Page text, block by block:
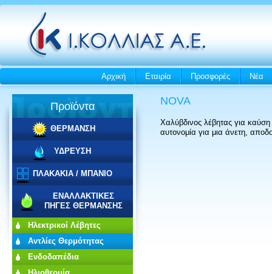
Αρχική Εταιρία Προσφορές Νέα
NOVA
Χαλύβδινος λέβητας για
αυτονομία για μια άνετη,
Προϊόντα
ΘΕΡΜΑΝΣΗ
ΥΔΡΕΥΣΗ
ΠΛΑΚΑΚΙΑ / ΜΠΑΝΙΟ
ΕΝΑΛΛΑΚΤΙΚΕΣ
ΠΗΓΕΣ ΘΕΡΜΑΝΣΗΣ
Ηλεκτρικοί Λέβητες
Αντλίες Θερμότητας
Ενδοδαπέδια